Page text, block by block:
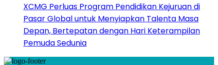
XCMG Perluas Program Pendidikan Kejuruan di
Pasar Global untuk Menyiapkan Talenta Masa
Depan, Bertepatan dengan Hari Keterampilan
Pemuda Sedunia